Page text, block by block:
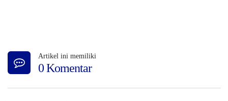
Artikel ini memiliki
0 Komentar